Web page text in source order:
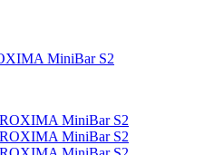
MiniBar S2